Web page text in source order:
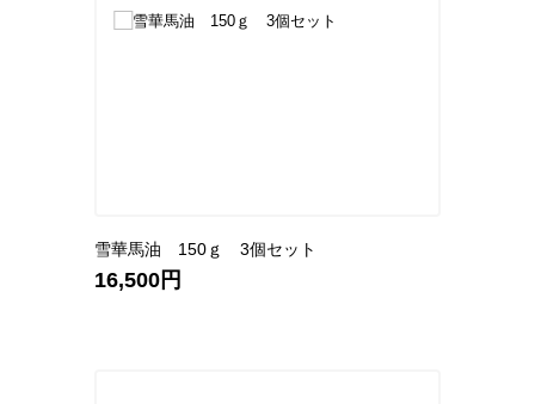
雪華馬油 150ｇ 3個セット
16,500円